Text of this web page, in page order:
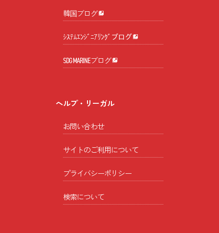
韓国ブログ
ｼｽﾃﾑｴﾝｼﾞﾆｱﾘﾝｸﾞブログ
SDG MARINEブログ
ヘルプ・リーガル
お問い合わせ
サイトのご利用について
プライバシーポリシー
検索について